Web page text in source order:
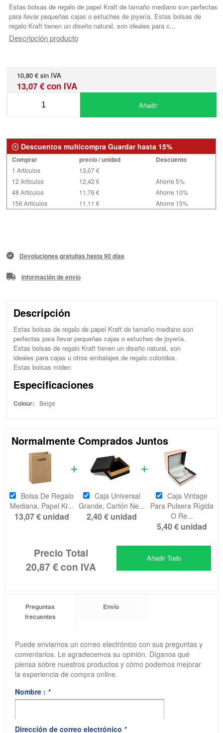
Estas bolsas de regalo de papel Kraft de tamaño mediano son perfectas
para llevar pequeñas cajas o estuches de joyería. Estas bolsas de
regalo Kraft tienen un diseño natural, son ideales para c...
Descripción producto
10,80 € sin IVA
13,07 € con IVA
Añadir
Descuentos multicompra Guardar hasta 15%
Comprar precio / unidad Descuento
1 Artículos
13,07 €
12 Artículos
12,42 €
Ahorre 5%
48 Artículos
11,76 €
Ahorre 10%
156 Artículos
11,11 € Ahorre 15%
Devoluciones gratuitas hasta 90 días
Información de envío
Descripción
Estas bolsas de regalo de papel Kraft de tamaño mediano son
perfectas para llevar pequeñas cajas o estuches de joyería.
Estas bolsas de regalo Kraft tienen un diseño natural, son
ideales para cajas u otros embalajes de regalo coloridos.
Estas bolsas miden
Especificaciones
Colour: Beige
Normalmente Comprados Juntos
Bolsa De Regalo
Mediana, Papel Kr...
13,07 € unidad
Caja Universal
Grande, Cartón Ne...
2,40 € unidad
Caja Vintage
Para Pulsera Rígida
O Re...
5,40 € unidad
Precio Total
20,87 €con IVA
Añadir Todo
Preguntas
frecuentes
Envío
Puede enviarnos un correo electrónico con sus preguntas y
comentarios. Le agradecemos su opinión. Díganos qué
piensa sobre nuestros productos y cómo podemos mejorar
la experiencia de compra online.
Nombre : *
Dirección de correo electrónico *